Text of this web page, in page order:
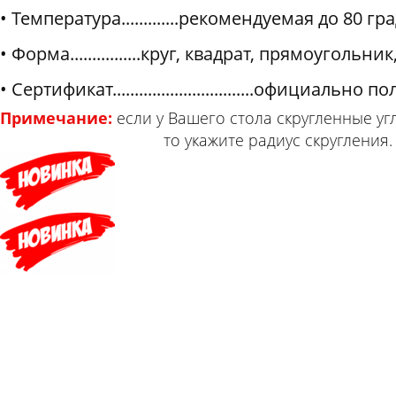
Температура.............рекомендуемая до 80
Форма................круг, квадрат,
Сертификат................................официально
Примечание: если у Вашего стола
то укажите радиус скругления.